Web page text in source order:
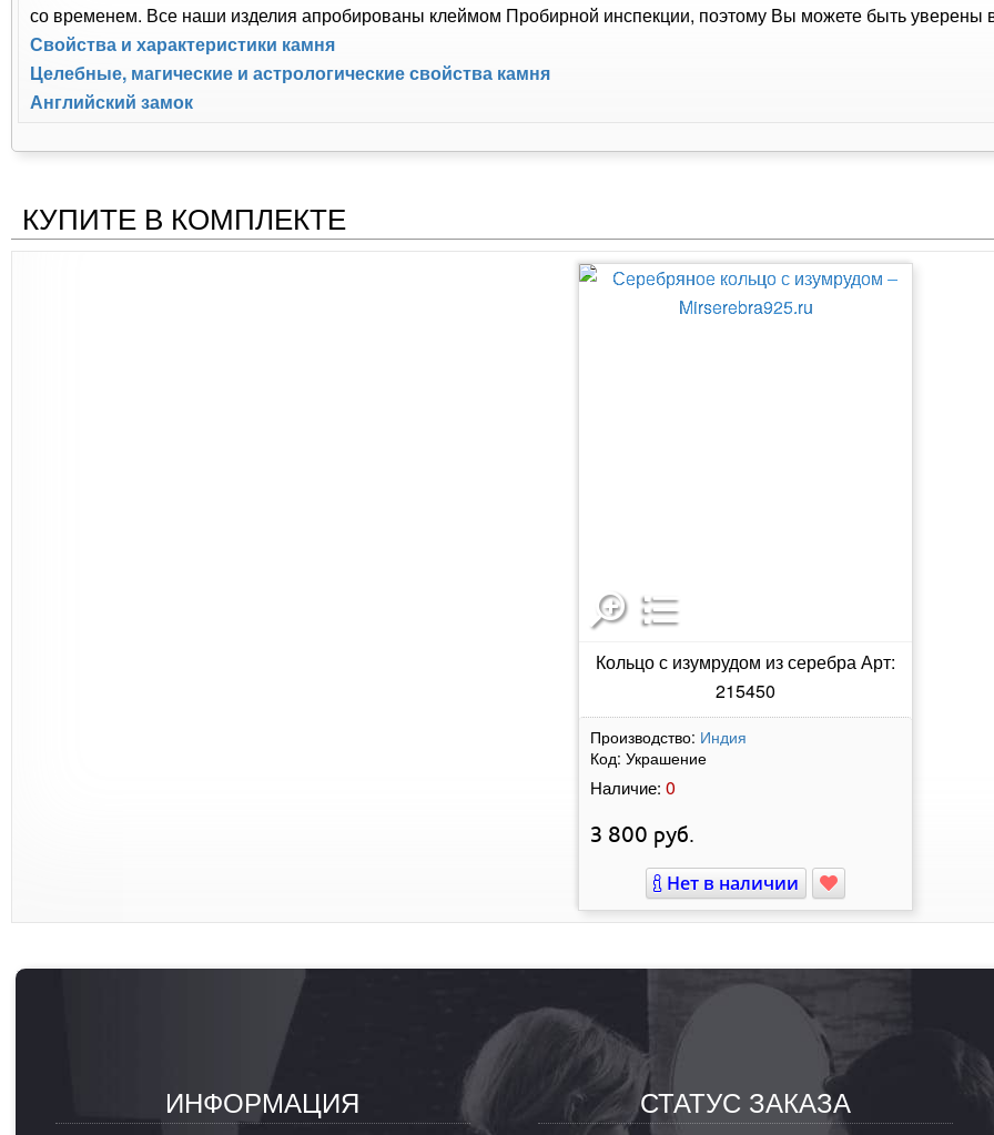
со временем. Все наши изделия апробированы клеймом Пробирной инспекции, поэтому Вы можете быть уверены
Свойства и характеристики камня
Целебные, магические и астрологические свойства камня
Английский замок
КУПИТЕ В КОМПЛЕКТЕ
Кольцо с изумрудом из серебра Арт:
215450
Производство: Индия
Код: Украшение
Наличие: 0
3 800 руб.
Нет в наличии
ИНФОРМАЦИЯ СТАТУС ЗАКАЗА